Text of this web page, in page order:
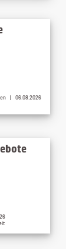
| 06.08.2026